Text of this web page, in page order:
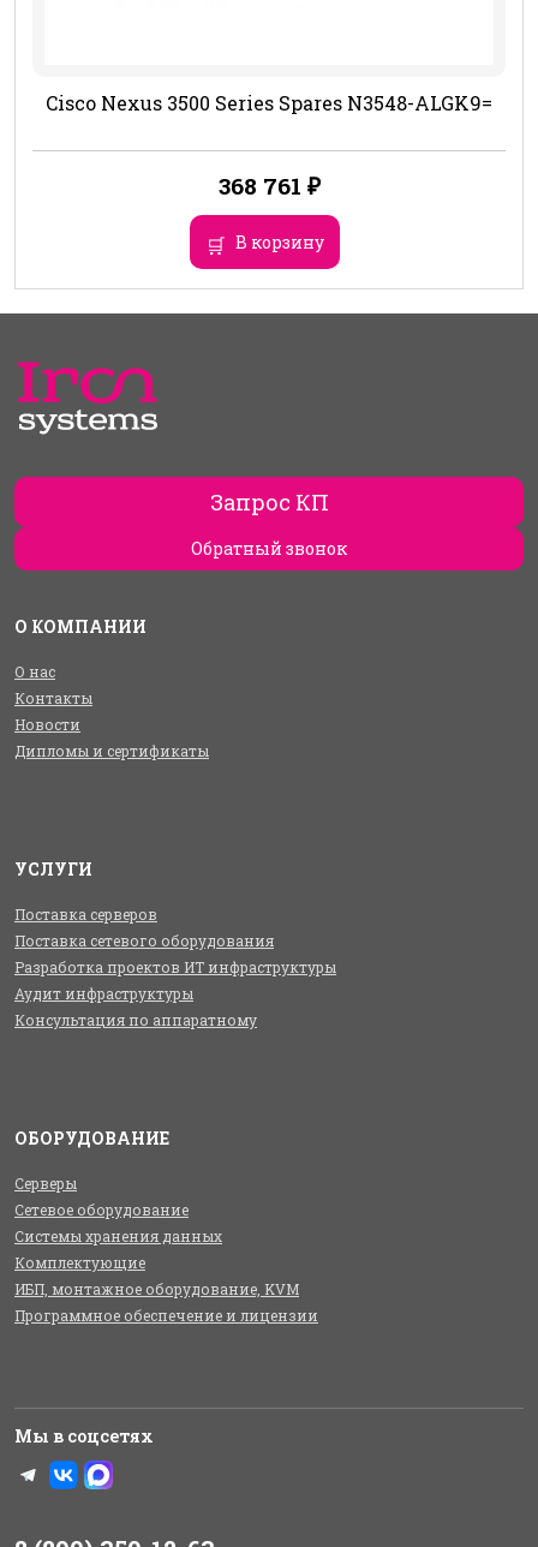
Cisco Nexus 3500 Series Spares N3548-ALGK9=
368 761 ₽
В корзину
Запрос КП
Обратный звонок
О КОМПАНИИ
О нас
Контакты
Новости
Дипломы и сертификаты
УСЛУГИ
Поставка серверов
Поставка сетевого оборудования
Разработка проектов ИТ инфраструктуры
Аудит инфраструктуры
Консультация по аппаратному
ОБОРУДОВАНИЕ
Серверы
Сетевое оборудование
Системы хранения данных
Комплектующие
ИБП, монтажное оборудование, KVM
Программное обеспечение и лицензии
Мы в соцсетях